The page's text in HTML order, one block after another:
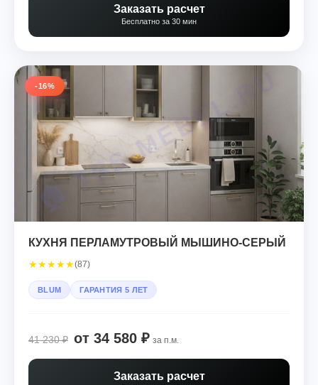
Заказать расчет
Бесплатно за 30 мин
-16%
КУХНЯ ПЕРЛАМУТРОВЫЙ МЫШИНО-СЕРЫЙ
★★★★★(87)
BLUM ГАРАНТИЯ 5 ЛЕТ
41 230 ₽ от 34 580 ₽ за п.м.
Заказать расчет